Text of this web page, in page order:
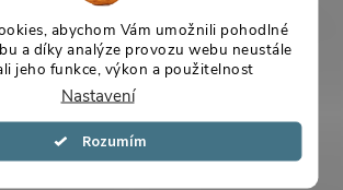
abychom Vám umožnili pohodlné
a díky analýze provozu webu neustále
jeho funkce, výkon a použitelnost
Nastavení
Souhlasím